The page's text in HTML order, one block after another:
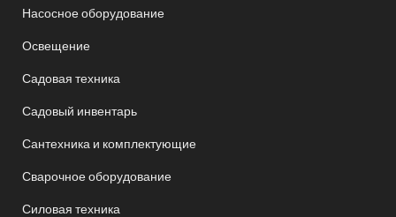
Насосное оборудование
Освещение
Садовая техника
Садовый инвентарь
Сантехника и комплектующие
Сварочное оборудование
Силовая техника